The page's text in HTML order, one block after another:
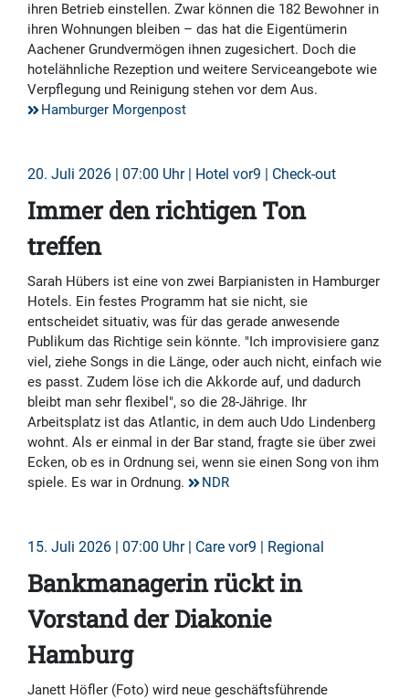
ihren Betrieb einstellen. Zwar können die 182 Bewohner in
ihren Wohnungen bleiben – das hat die Eigentümerin
Aachener Grundvermögen ihnen zugesichert. Doch die
hotelähnliche Rezeption und weitere Serviceangebote wie
Verpflegung und Reinigung stehen vor dem Aus.
Hamburger Morgenpost
20. Juli 2026 | 07:00 Uhr | Hotel vor9 | Check-out
Immer den richtigen Ton
treffen
Sarah Hübers ist eine von zwei Barpianisten in Hamburger
Hotels. Ein festes Programm hat sie nicht, sie
entscheidet situativ, was für das gerade anwesende
Publikum das Richtige sein könnte. "Ich improvisiere ganz
viel, ziehe Songs in die Länge, oder auch nicht, einfach wie
es passt. Zudem löse ich die Akkorde auf, und dadurch
bleibt man sehr flexibel", so die 28-Jährige. Ihr
Arbeitsplatz ist das Atlantic, in dem auch Udo Lindenberg
wohnt. Als er einmal in der Bar stand, fragte sie über zwei
Ecken, ob es in Ordnung sei, wenn sie einen Song von ihm
spiele. Es war in Ordnung.
NDR
15. Juli 2026 | 07:00 Uhr | Care vor9 | Regional
Bankmanagerin rückt in
Vorstand der Diakonie
Hamburg
Janett Höfler (Foto) wird neue geschäftsführende